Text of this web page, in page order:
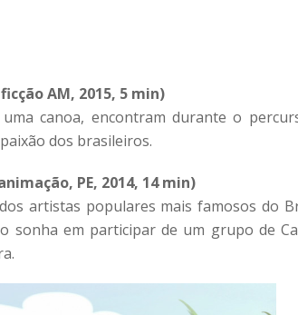
AM, 2015, 5 min)
canoa, encontram durante o
dos brasileiros.
PE, 2014, 14 min)
artistas populares mais famosos do
sonha em participar de um grupo de